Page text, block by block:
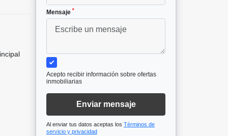
Mensaje *
Acepto recibir información sobre ofertas
inmobiliarias
Enviar mensaje
Al enviar tus datos aceptas los Términos de
servicio y privacidad